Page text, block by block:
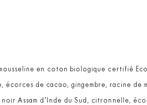
en coton biologique certifié
de cacao, gingembre, racine de
Assam d’Inde du Sud, citronnelle,